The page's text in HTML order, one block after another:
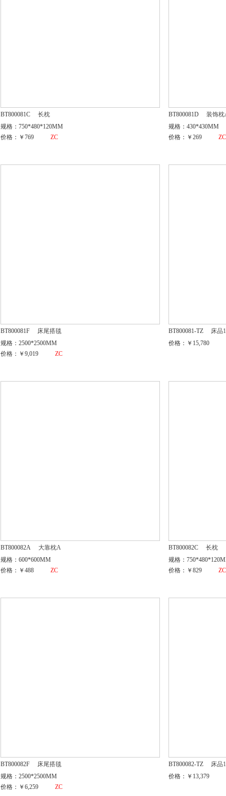
BT800081C
长枕
规格：750*480*120MM
价格：￥769
ZC
BT800081D
装饰
规格：430*430MM
价格：￥269
ZC
BT800081F
床尾搭毯
规格：2500*2500MM
价格：￥9,019
ZC
BT800081-TZ
床品
价格：￥15,780
BT800082A
大靠枕A
规格：600*600MM
价格：￥488
ZC
BT800082C
长枕
规格：
价格：￥829
ZC
BT800082F
床尾搭毯
规格：2500*2500MM
价格：￥6,259
ZC
BT800082-TZ
床品
价格：￥13,379